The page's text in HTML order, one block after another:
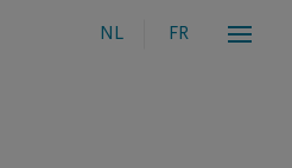
NL FR